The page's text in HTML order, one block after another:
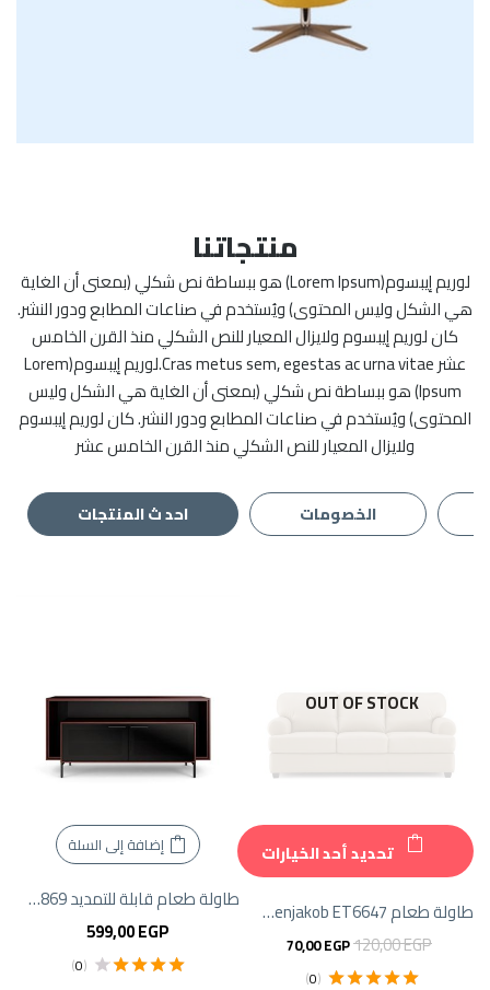
منتجاتنا
لوريم إيبسوم(Lorem Ipsum) هو ببساطة نص شكلي (بمعنى أن الغاية
هي الشكل وليس المحتوى) ويُستخدم في صناعات المطابع ودور النشر.
كان لوريم إيبسوم ولايزال المعيار للنص الشكلي منذ القرن الخامس
عشر Cras metus sem, egestas ac urna vitae.لوريم إيبسوم(Lorem
Ipsum) هو ببساطة نص شكلي (بمعنى أن الغاية هي الشكل وليس
المحتوى) ويُستخدم في صناعات المطابع ودور النشر. كان لوريم إيبسوم
ولايزال المعيار للنص الشكلي منذ القرن الخامس عشر
احد ث المنتجات الخصومات
OUT OF STOCK
تحديد أحد الخيارات
طاولة طعام Venjakob ET6647 مع انزلاق أمامي سهل
120,00EGP
70,00EGP
(
0
)
إضافة إلى السلة
طاولة طعام قابلة للتمديد Venjakob ET5869
599,00EGP
(
0
)